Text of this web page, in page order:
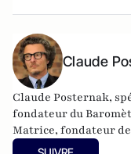
Claude
Claude Posternak,
fondateur du
Matrice, fondateur de
partage" Editions